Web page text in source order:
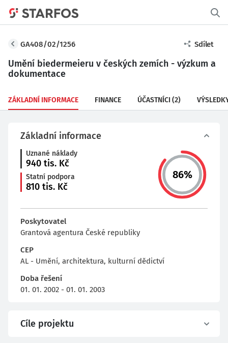
GA408/02/1256 Sdílet
Umění biedermeieru v českých zemích - výzkum a
dokumentace
ZÁKLADNÍ INFORMACE FINANCE ÚČASTNÍCI (2)
Základní informace
Uznané náklady
940 tis. Kč
Statní podpora
810 tis. Kč
86%
Poskytovatel
Grantová agentura České republiky
CEP
AL - Umění, architektura, kulturní dědictví
Doba řešení
01. 01. 2002 - 01. 01. 2003
Cíle projektu